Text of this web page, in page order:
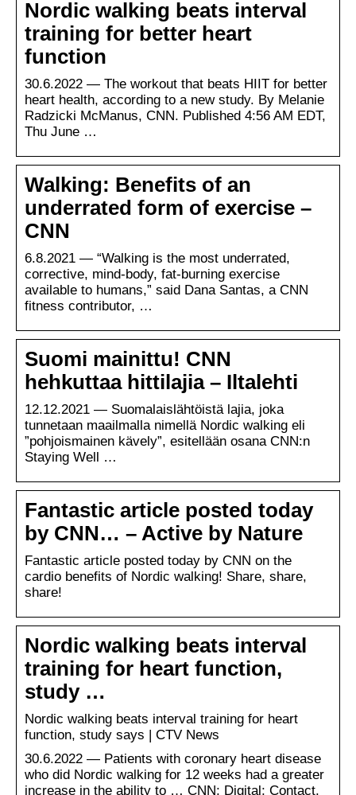
Nordic walking beats interval
training for better heart
function
30.6.2022 — The workout that beats HIIT for better
heart health, according to a new study. By Melanie
Radzicki McManus, CNN. Published 4:56 AM EDT,
Thu June …
Walking: Benefits of an
underrated form of exercise –
CNN
6.8.2021 — “Walking is the most underrated,
corrective, mind-body, fat-burning exercise
available to humans,” said Dana Santas, a CNN
fitness contributor, …
Suomi mainittu! CNN
hehkuttaa hittilajia – Iltalehti
12.12.2021 — Suomalaislähtöistä lajia, joka
tunnetaan maailmalla nimellä Nordic walking eli
”pohjoismainen kävely”, esitellään osana CNN:n
Staying Well …
Fantastic article posted today
by CNN… – Active by Nature
Fantastic article posted today by CNN on the
cardio benefits of Nordic walking! Share, share,
share!
Nordic walking beats interval
training for heart function,
study …
Nordic walking beats interval training for heart
function, study says | CTV News
30.6.2022 — Patients with coronary heart disease
who did Nordic walking for 12 weeks had a greater
increase in the ability to … CNN; Digital; Contact.